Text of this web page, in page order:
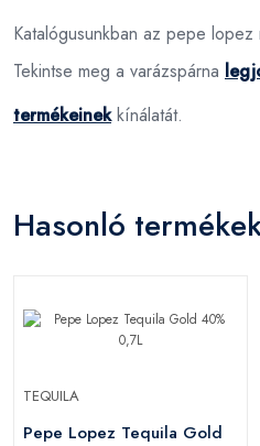
Katalógusunkban az pepe
Tekintse meg a varázspárna
termékeinekkínálatát.
Hasonló
TEQUILA
Pepe Lopez Tequila Gold